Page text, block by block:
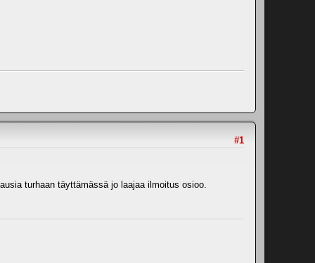
#1
turhaan täyttämässä jo laajaa ilmoitus osioo.